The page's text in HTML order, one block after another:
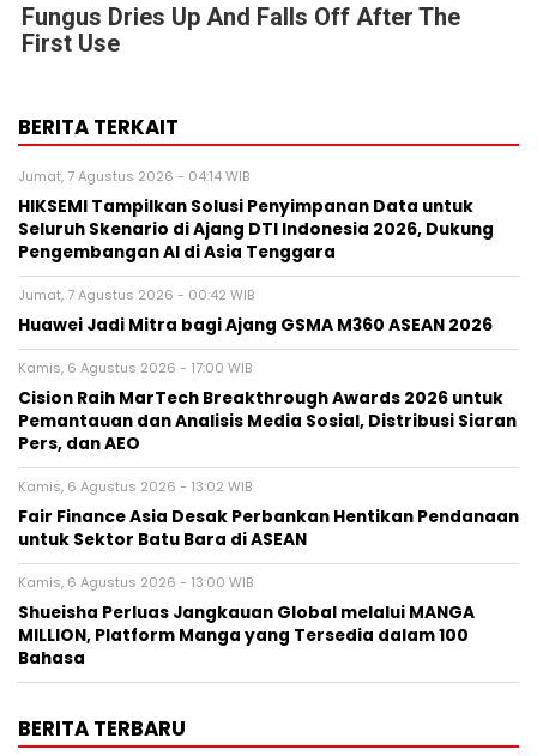
Fungus Dries Up And Falls Off After The
First Use
BERITA TERKAIT
Jumat, 7 Agustus 2026 - 04:14 WIB
HIKSEMI Tampilkan Solusi Penyimpanan Data untuk
Seluruh Skenario di Ajang DTI Indonesia 2026, Dukung
Pengembangan AI di Asia Tenggara
Jumat, 7 Agustus 2026 - 00:42 WIB
Huawei Jadi Mitra bagi Ajang GSMA M360 ASEAN 2026
Kamis, 6 Agustus 2026 - 17:00 WIB
Cision Raih MarTech Breakthrough Awards 2026 untuk
Pemantauan dan Analisis Media Sosial, Distribusi Siaran
Pers, dan AEO
Kamis, 6 Agustus 2026 - 13:02 WIB
Fair Finance Asia Desak Perbankan Hentikan Pendanaan
untuk Sektor Batu Bara di ASEAN
Kamis, 6 Agustus 2026 - 13:00 WIB
Shueisha Perluas Jangkauan Global melalui MANGA
MILLION, Platform Manga yang Tersedia dalam 100
Bahasa
BERITA TERBARU